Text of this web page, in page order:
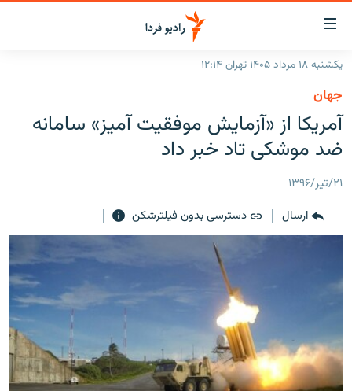
لینک‌های
قابلیت
دسترسی
بازگشت
به
منوی
اصلی
رفتن
به
صفحه
جستجو
ایران
جهان
برنامه‌های رادیویی
پادکست
چندرسانه‌ای
English
به ما بپیوندید
یکشنبه ۱۸ مرداد ۱۴۰۵ تهران ۱۲:۱۴
جهان
آمریکا از «آزمایش موفقیت آمیز» سامانه
ضد موشکی تاد خبر داد
۲۱/تیر/۱۳۹۶
ارسال
دسترسی بدون فیلترشکن